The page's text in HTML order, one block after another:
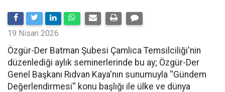
19 Nisan 2026
​Özgür-Der Batman Şubesi Çamlıca Temsilciliği'nin
düzenlediği aylık seminerlerinde bu ay; Özgür-Der
Genel Başkanı Rıdvan Kaya'nın sunumuyla ''Gündem
Değerlendirmesi'' konu başlığı ile ülke ve dünya